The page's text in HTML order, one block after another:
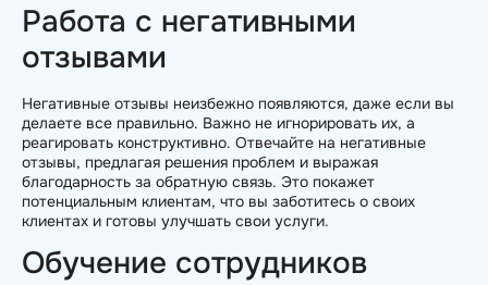
Работа с негативными
отзывами
Негативные отзывы неизбежно появляются, даже если вы
делаете все правильно. Важно не игнорировать их, а
реагировать конструктивно. Отвечайте на негативные
отзывы, предлагая решения проблем и выражая
благодарность за обратную связь. Это покажет
потенциальным клиентам, что вы заботитесь о своих
клиентах и готовы улучшать свои услуги.
Обучение сотрудников